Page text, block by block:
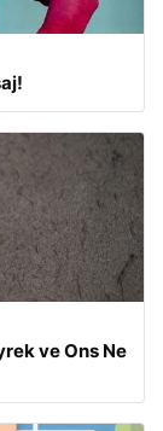
ve Ons Ne